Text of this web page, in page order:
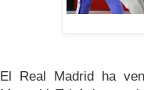
El Real Madrid ha